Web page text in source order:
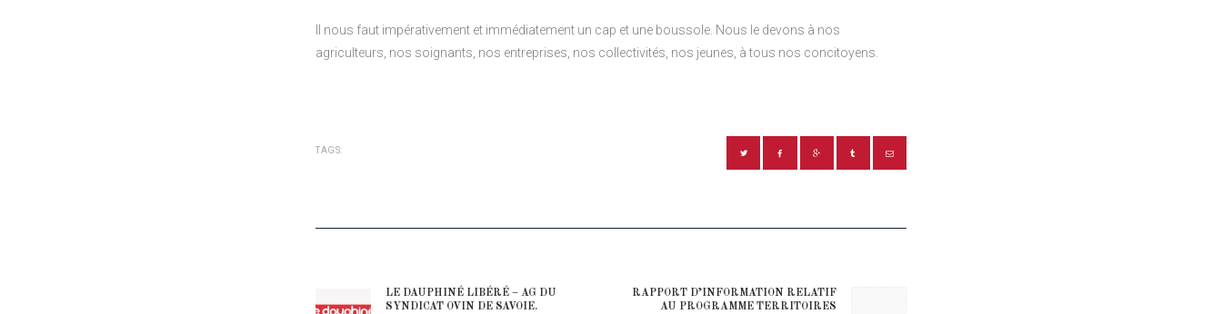
Il nous faut impérativement et immédiatement un cap et une boussole. Nous le devons à nos
agriculteurs, nos soignants, nos entreprises, nos collectivités, nos jeunes, à tous nos concitoyens.
TAGS:
Previous post:
LE DAUPHINÉ LIBÉRÉ – AG DU
SYNDICAT OVIN DE SAVOIE.
RAPPORT D’INFORMATION RELATIF
AU PROGRAMME TERRITOIRES